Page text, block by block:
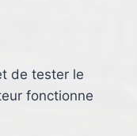
de tester le
fonctionne